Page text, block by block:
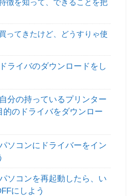
徴を知って、できることを把
ってきたけど、どうすりゃ使
ライバのダウンロードをし
分の持っているプリンター
的のドライバをダウンロー
ソコンにドライバーをイン
ソコンを再起動したら、い
にしよう